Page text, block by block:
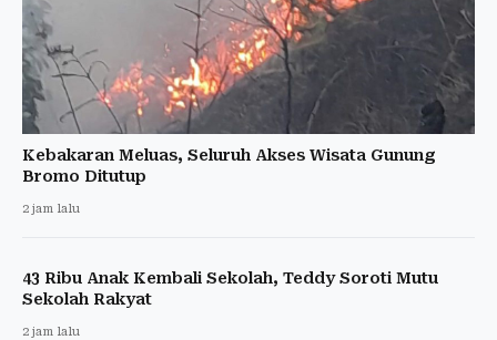
Kebakaran Meluas, Seluruh Akses Wisata Gunung
Bromo Ditutup
2 jam lalu
43 Ribu Anak Kembali Sekolah, Teddy Soroti Mutu
Sekolah Rakyat
2 jam lalu